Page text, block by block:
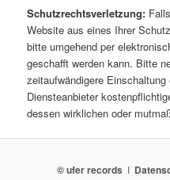
Schutzrechtsverletzung:
Website aus eines Ihrer
bitte umgehend per
geschafft werden kann. Bitte
zeitaufwändigere
Diensteanbieter
dessen wirklichen oder
© ufer records I